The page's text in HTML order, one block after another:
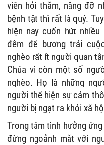
viên hỏi thăm, nâng đỡ
bệnh tật thì rất là quý.
hiện nay cuốn hút
đêm để bương trải
nghèo rất ít người quan
Chúa vì còn một số
nghèo. Họ là những
người thể hiện sự cảm
người bị ngạt ra khỏi xã
Trong tâm tình hưởng
đừng ngoảnh mặt với